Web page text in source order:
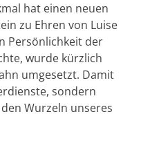
hat einen neuen
zu Ehren von Luise
Persönlichkeit der
wurde kürzlich
umgesetzt. Damit
sondern
Wurzeln unseres